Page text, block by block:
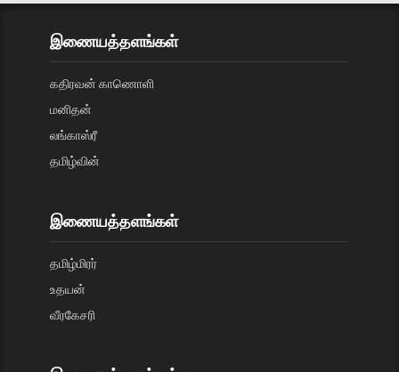
இணையத்தளங்கள்
கதிரவன் காணொளி
மனிதன்
லங்காஸ்ரீ
தமிழ்வின்
இணையத்தளங்கள்
தமிழ்மிரர்
உதயன்
வீரகேசரி